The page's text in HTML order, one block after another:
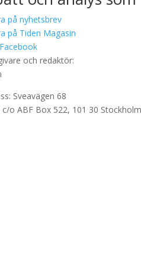
på nyhetsbrev
på Tiden Magasin
och redaktör:
Sveavägen 68
c/o ABF Box 522, 101 30